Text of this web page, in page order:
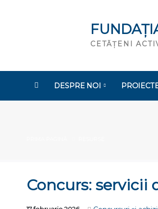
CETĂȚENI
DESPRE NOI
Concurs: servicii